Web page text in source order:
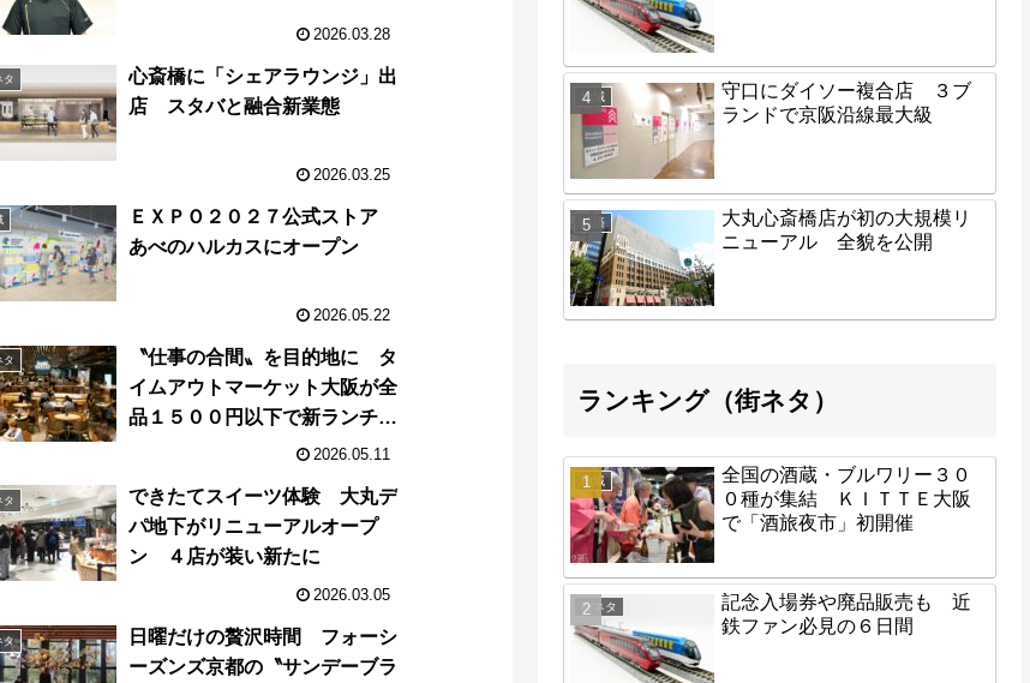
2026.03.28
タ
心斎橋に「シェアラウンジ」出
店 スタバと融合新業態
2026.03.25
ＥＸＰＯ２０２７公式ストア
あべのハルカスにオープン
2026.05.22
タ
〝仕事の合間〟を目的地に タ
イムアウトマーケット大阪が全
品１５００円以下で新ランチ企
2026.05.11
タ
できたてスイーツ体験 大丸デ
パ地下がリニューアルオープ
ン ４店が装い新たに
2026.03.05
タ
日曜だけの贅沢時間 フォーシ
ーズンズ京都の〝サンデーブラ
地域
守口にダイソー複合店 ３ブ
ランドで京阪沿線最大級
経済
大丸心斎橋店が初の大規模リ
ニューアル 全貌を公開
ランキング（街ネタ）
地域
全国の酒蔵・ブルワリー３０
０種が集結 ＫＩＴＴＥ大阪
で「酒旅夜市」初開催
街ネタ
記念入場券や廃品販売も 近
鉄ファン必見の６日間